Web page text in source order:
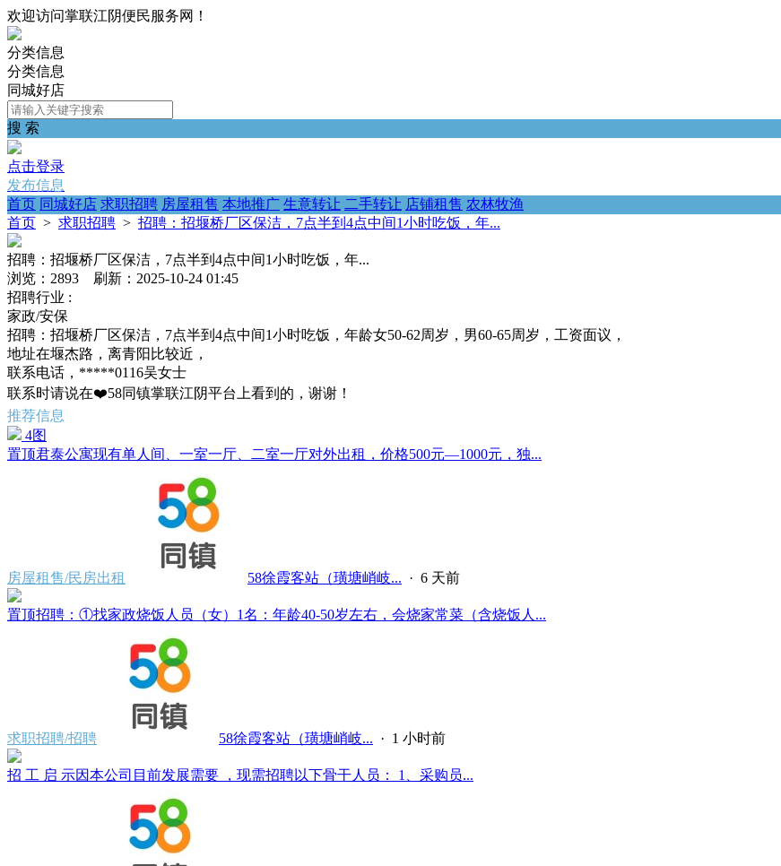
欢迎访问掌联江阴便民服务网！
分类信息
分类信息
同城好店
搜 索
点击登录
发布信息
首页 同城好店 求职招聘 房屋租售 本地推广 生意转让 二手转让 店铺租售 农林牧渔
首页 > 求职招聘 > 招聘：招堰桥厂区保洁，7点半到4点中间1小时吃饭，年...
招聘：招堰桥厂区保洁，7点半到4点中间1小时吃饭，年...
浏览：2893 刷新：2025-10-24 01:45
招聘行业 :
家政/安保
招聘：招堰桥厂区保洁，7点半到4点中间1小时吃饭，年龄女50-62周岁，男60-65周岁，工资面议，
地址在堰杰路，离青阳比较近，
联系电话，*****0116吴女士
联系时请说在❤️58同镇掌联江阴平台上看到的，谢谢！
推荐信息
4图
置顶君泰公寓现有单人间、一室一厅、二室一厅对外出租，价格500元—1000元，独...
房屋租售/民房出租 58徐霞客站（璜塘峭岐... · 6 天前
置顶招聘：①找家政烧饭人员（女）1名：年龄40-50岁左右，会烧家常菜（含烧饭人...
求职招聘/招聘 58徐霞客站（璜塘峭岐... · 1 小时前
招 工 启 示因本公司目前发展需要 ，现需招聘以下骨干人员： 1、采购员...